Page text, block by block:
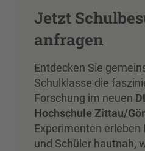
Jetzt
anfragen
Entdecken Sie
Schulklasse die
Forschung im neuen
Hochschule Zittau/
Experimenten erleben
und Schüler hautnah,